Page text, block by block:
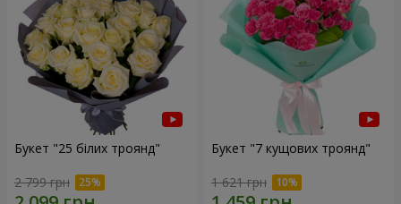
Букет "25 білих троянд"
2 799 грн
Букет "7 кущових троянд"
1 621 грн